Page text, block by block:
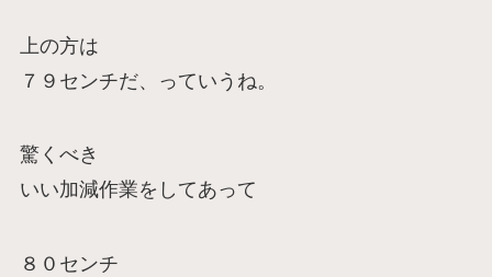
上の方は
７９センチだ、っていうね。
驚くべき
いい加減作業をしてあって
８０センチ